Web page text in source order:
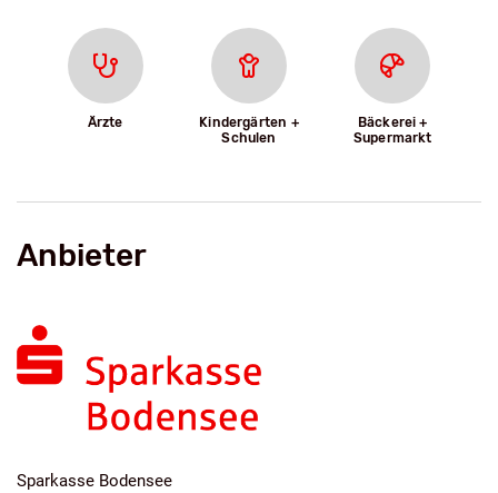
Ärzte
Kindergärten +
Schulen
Bäckerei +
Supermarkt
Anbieter
Sparkasse Bodensee